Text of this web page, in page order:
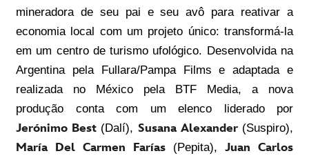
mineradora de seu pai e seu avô para reativar a
economia local com um projeto único: transformá-la
em um centro de turismo ufológico. Desenvolvida na
Argentina pela Fullara/Pampa Films e adaptada e
realizada no México pela BTF Media, a nova
produção conta com um elenco liderado por
Jerónimo Best (Dalí), Susana Alexander (Suspiro),
María Del Carmen Farías (Pepita), Juan Carlos